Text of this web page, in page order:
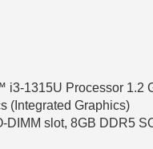
i3-1315U Processor 1.2
(Integrated Graphics)
DIMM slot, 8GB DDR5